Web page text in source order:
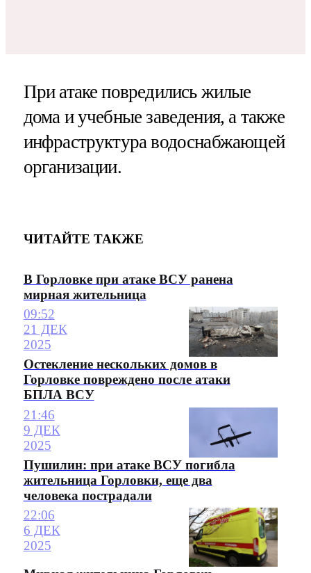
При атаке повредились жилые
дома и учебные заведения, а также
инфраструктура водоснабжающей
организации.
ЧИТАЙТЕ ТАКЖЕ
В Горловке при атаке ВСУ ранена
мирная жительница
09:52
21 ДЕК
2025
Остекление нескольких домов в
Горловке повреждено после атаки
БПЛА ВСУ
21:46
9 ДЕК
2025
Пушилин: при атаке ВСУ погибла
жительница Горловки, еще два
человека пострадали
22:06
6 ДЕК
2025